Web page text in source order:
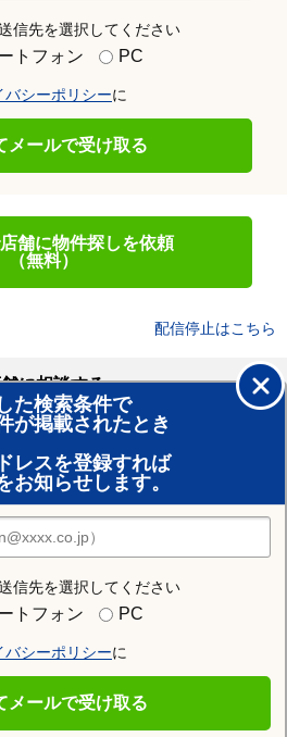
信先を選択してください
トフォン PC
バシーポリシーに
メールで受け取る
舗に物件探しを依頼
（無料）
配信停止はこちら
た検索条件で
が掲載されたとき
レスを登録すれば
お知らせします。
信先を選択してください
トフォン PC
バシーポリシーに
メールで受け取る
に相談する
東森駅
渡島砂原駅